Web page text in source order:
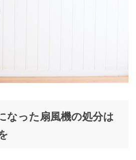
なった扇風機の処分は